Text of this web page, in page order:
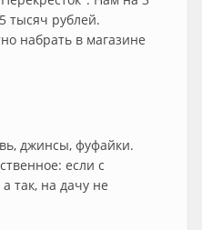
тысяч рублей.
набрать в магазине
джинсы, фуфайки.
если с
так, на дачу не